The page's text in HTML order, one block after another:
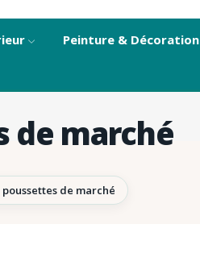
Peinture & Décoration
de marché
de marché